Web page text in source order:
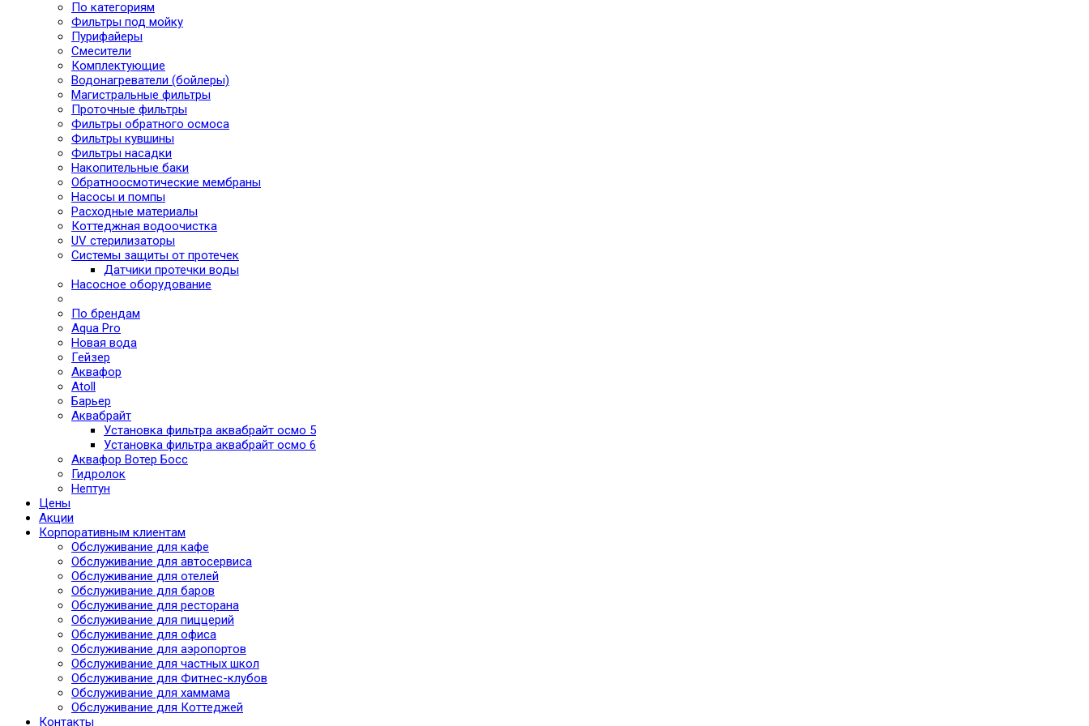
По категориям
Фильтры под мойку
Пурифайеры
Смесители
Комплектующие
Водонагреватели (бойлеры)
Магистральные фильтры
Проточные фильтры
Фильтры обратного осмоса
Фильтры кувшины
Фильтры насадки
Накопительные баки
Обратноосмотические мембраны
Насосы и помпы
Расходные материалы
Коттеджная водоочистка
UV стерилизаторы
Системы защиты от протечек
Датчики протечки воды
Насосное оборудование
По брендам
Aqua Pro
Новая вода
Гейзер
Аквафор
Atoll
Барьер
Аквабрайт
Установка фильтра аквабрайт осмо 5
Установка фильтра аквабрайт осмо 6
Аквафор Вотер Босс
Гидролок
Нептун
Цены
Акции
Корпоративным клиентам
Обслуживание для кафе
Обслуживание для автосервиса
Обслуживание для отелей
Обслуживание для баров
Обслуживание для ресторана
Обслуживание для пиццерий
Обслуживание для офиса
Обслуживание для аэропортов
Обслуживание для частных школ
Обслуживание для Фитнес-клубов
Обслуживание для хаммама
Обслуживание для Коттеджей
Контакты